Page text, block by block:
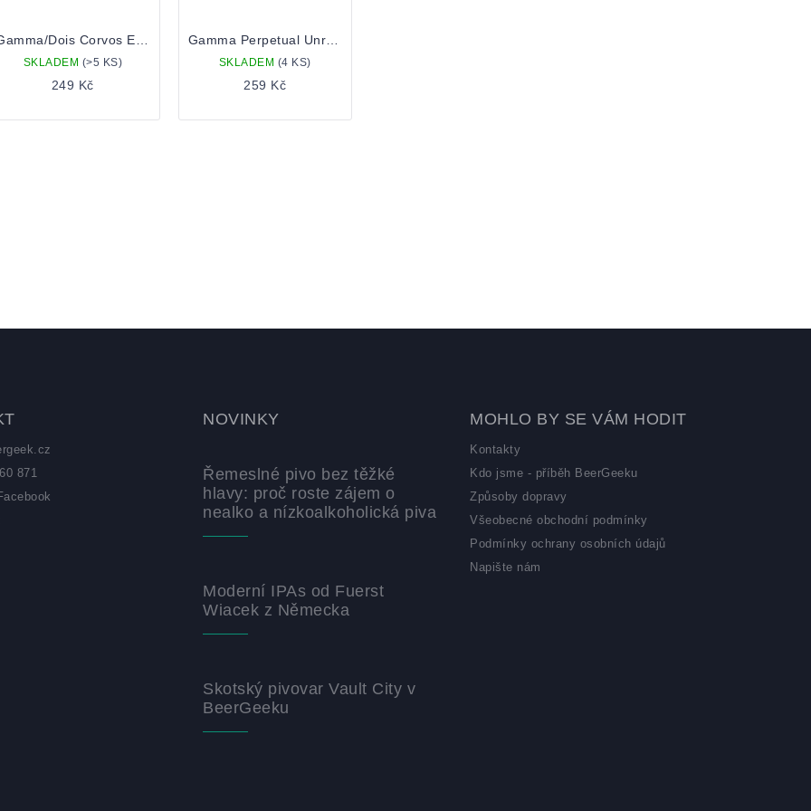
SKLADEM (>5 KS)
249 Kč
SKLADEM (4 KS)
259 Kč
871
NOVINKY
Řemeslné pivo bez těžké
hlavy: proč roste zájem o
nealko a nízkoalkoholická piva
Moderní IPAs od Fuerst
Wiacek z Německa
Skotský pivovar Vault City v
BeerGeeku
MOHLO BY SE VÁM HODIT
Kontakty
Kdo jsme - příběh BeerGeeku
Způsoby dopravy
Všeobecné obchodní podmínky
Podmínky ochrany osobních údajů
Napište nám